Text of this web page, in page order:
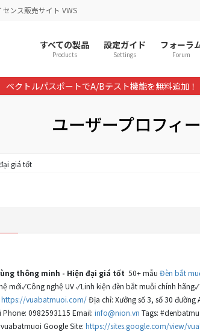
ンス販売サイト VWS
すべての製品
Products
設定ガイド
Settings
フォーラ
Forum
ベクトルパスポートでA/Bテスト機能を無料追加！
ユーザープロフィ
giá tốt
thông minh - Hiện đại giá tốt 50+ mẫu Đèn bắt
mới✓Công nghệ UV ✓Linh kiện đèn bắt muỗi chính
https://vuabatmuoi.com/Địa chỉ: Xưởng số 3, số 30 đường
0982593115 Email: info@nion.vn Tags:
Google Site: https://sites.google.com/view/